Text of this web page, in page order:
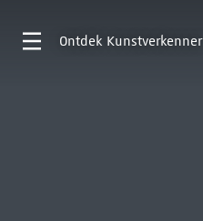
Ontdek Kunstverkenner